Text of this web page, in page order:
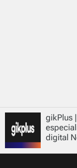
gikPlus
digital